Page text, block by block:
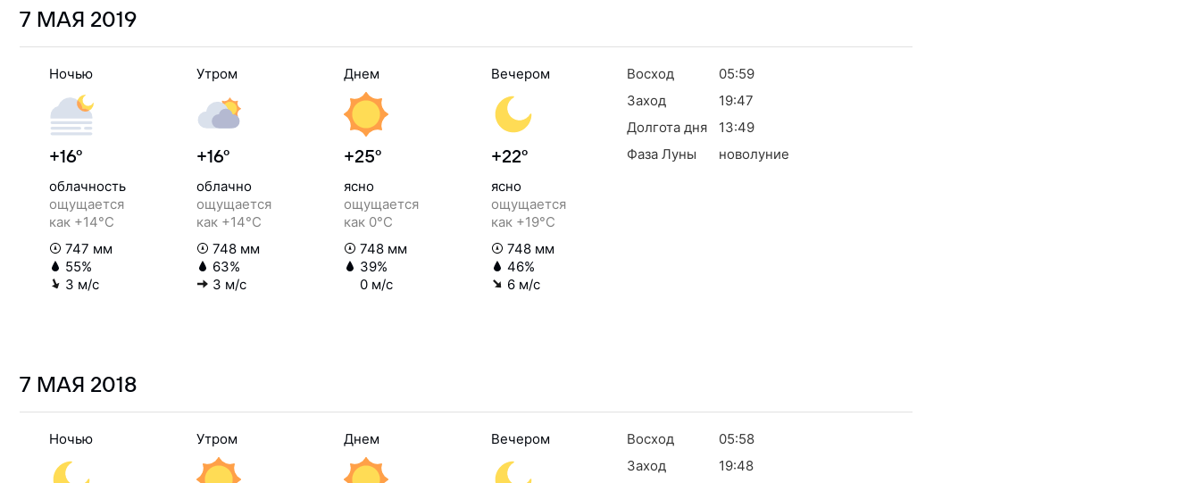
7 МАЯ 2019
Ночью
+16°
облачность
ощущается
как +14°C
747 мм
55%
3 м/с
Утром
+16°
облачно
ощущается
как +14°C
748 мм
63%
3 м/с
Днем
+25°
ясно
ощущается
как 0°C
748 мм
39%
0 м/с
Вечером
+22°
ясно
ощущается
как +19°C
748 мм
46%
6 м/с
Восход
05:59
Заход
19:47
Долгота дня
13:49
Фаза Луны
новолуние
7 МАЯ 2018
Ночью Утром Днем Вечером Восход
05:58
Заход
19:48